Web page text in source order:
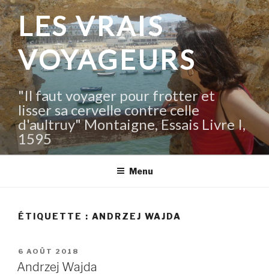
Aller
au
contenu
principal
LES VRAIS
VOYAGEURS
"Il faut voyager pour frotter et
lisser sa cervelle contre celle
d'aultruy" Montaigne, Essais Livre I,
1595
Menu
ÉTIQUETTE : ANDRZEJ WAJDA
PUBLIÉ
LE
6 AOÛT 2018
Andrzej Wajda